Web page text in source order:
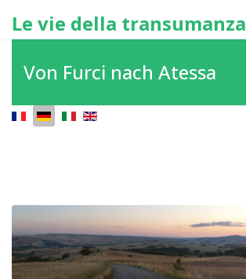
Le vie della transumanza
Von Furci nach Atessa
Sprache auswählen